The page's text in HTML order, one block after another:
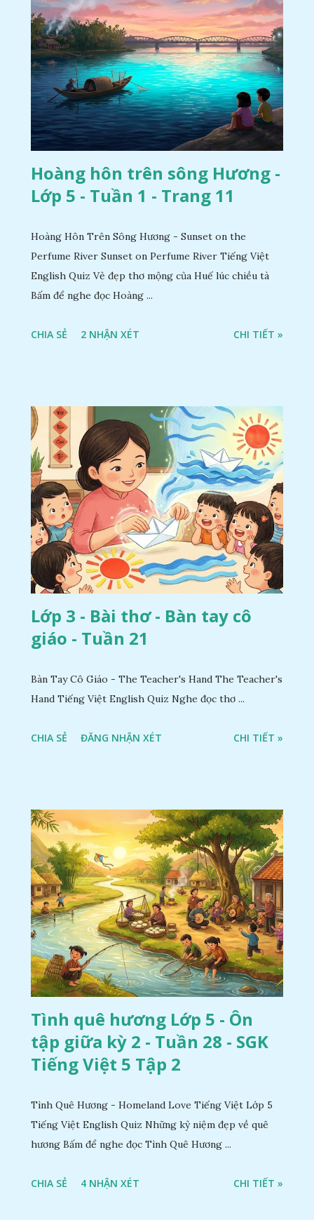
Hoàng hôn trên sông Hương -
Lớp 5 - Tuần 1 - Trang 11
Hoàng Hôn Trên Sông Hương - Sunset on the
Perfume River Sunset on Perfume River Tiếng Việt
English Quiz Vẻ đẹp thơ mộng của Huế lúc chiều tà
Bấm để nghe đọc Hoàng ...
CHIA SẺ 2 NHẬN XÉT CHI TIẾT »
Lớp 3 - Bài thơ - Bàn tay cô
giáo - Tuần 21
Bàn Tay Cô Giáo - The Teacher's Hand The Teacher's
Hand Tiếng Việt English Quiz Nghe đọc thơ ...
CHIA SẺ ĐĂNG NHẬN XÉT CHI TIẾT »
Tình quê hương Lớp 5 - Ôn
tập giữa kỳ 2 - Tuần 28 - SGK
Tiếng Việt 5 Tập 2
Tình Quê Hương - Homeland Love Tiếng Việt Lớp 5
Tiếng Việt English Quiz Những kỷ niệm đẹp về quê
hương Bấm để nghe đọc Tình Quê Hương ...
CHIA SẺ 4 NHẬN XÉT CHI TIẾT »